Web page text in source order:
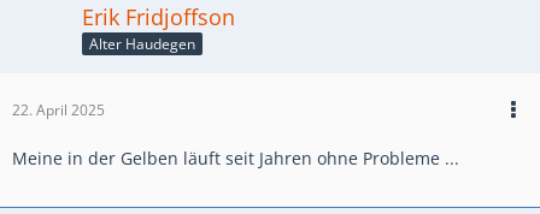
Erik Fridjoffson
Alter Haudegen
22. April 2025
Meine in der Gelben läuft seit Jahren ohne Probleme ...